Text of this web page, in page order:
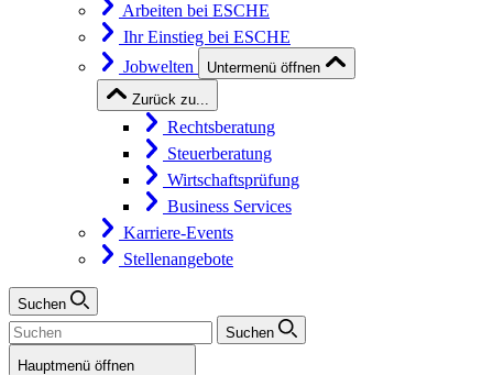
Arbeiten bei ESCHE
Ihr Einstieg bei ESCHE
Jobwelten
Untermenü öffnen
Zurück zu...
Rechtsberatung
Steuerberatung
Wirtschaftsprüfung
Business Services
Karriere-Events
Stellenangebote
Suchen
Suchen
Hauptmenü öffnen